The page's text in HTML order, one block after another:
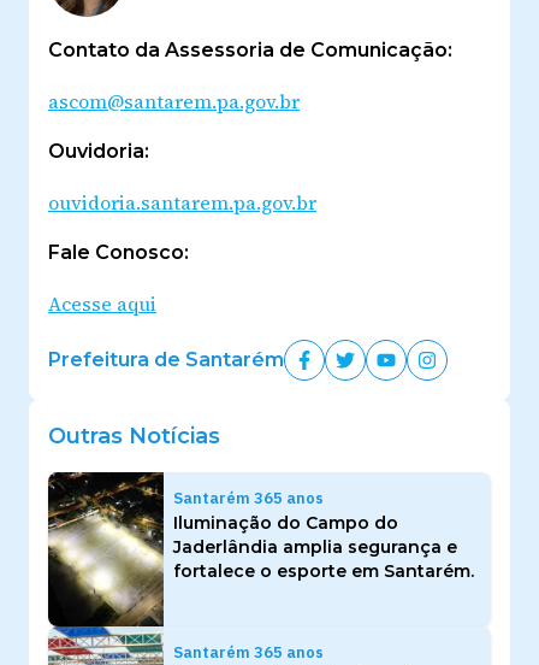
Contato da Assessoria de Comunicação:
ascom@santarem.pa.gov.br
Ouvidoria:
ouvidoria.santarem.pa.gov.br
Fale Conosco:
Acesse aqui
Prefeitura de Santarém
Outras Notícias
Santarém 365 anos
Iluminação do Campo do
Jaderlândia amplia segurança e
fortalece o esporte em Santarém.
Santarém 365 anos